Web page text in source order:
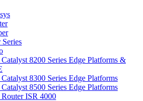
8200 Series Edge Platforms &
8300 Series Edge Platforms
8500 Series Edge Platforms
ISR 4000